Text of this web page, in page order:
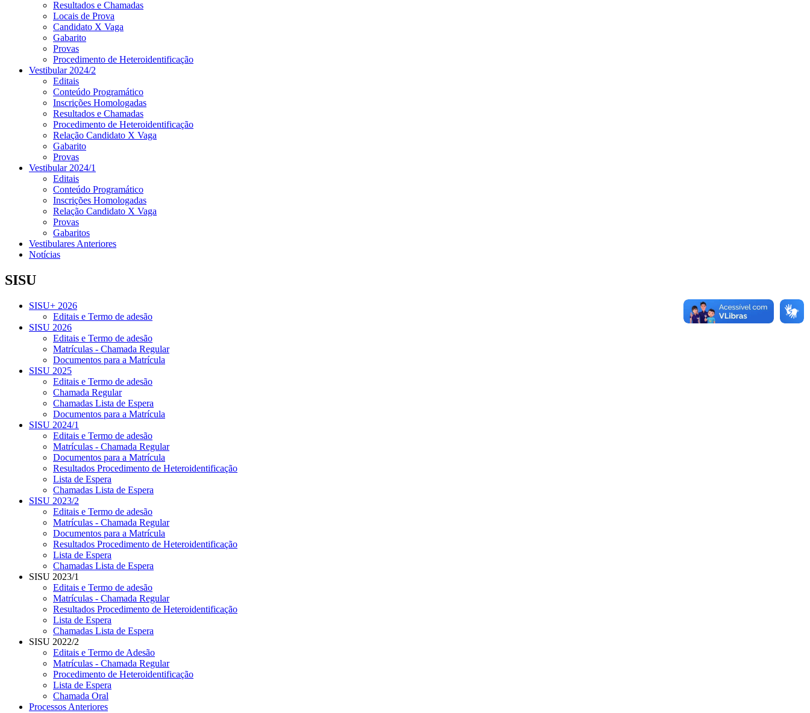
Resultados e Chamadas
Locais de Prova
Candidato X Vaga
Gabarito
Provas
Procedimento de Heteroidentificação
Vestibular 2024/2
Editais
Conteúdo Programático
Inscrições Homologadas
Resultados e Chamadas
Procedimento de Heteroidentificação
Relação Candidato X Vaga
Gabarito
Provas
Vestibular 2024/1
Editais
Conteúdo Programático
Inscrições Homologadas
Relação Candidato X Vaga
Provas
Gabaritos
Vestibulares Anteriores
Notícias
SISU
SISU+ 2026
Editais e Termo de adesão
SISU 2026
Editais e Termo de adesão
Matrículas - Chamada Regular
Documentos para a Matrícula
SISU 2025
Editais e Termo de adesão
Chamada Regular
Chamadas Lista de Espera
Documentos para a Matrícula
SISU 2024/1
Editais e Termo de adesão
Matrículas - Chamada Regular
Documentos para a Matrícula
Resultados Procedimento de Heteroidentificação
Lista de Espera
Chamadas Lista de Espera
SISU 2023/2
Editais e Termo de adesão
Matrículas - Chamada Regular
Documentos para a Matrícula
Resultados Procedimento de Heteroidentificação
Lista de Espera
Chamadas Lista de Espera
SISU 2023/1
Editais e Termo de adesão
Matrículas - Chamada Regular
Resultados Procedimento de Heteroidentificação
Lista de Espera
Chamadas Lista de Espera
SISU 2022/2
Editais e Termo de Adesão
Matrículas - Chamada Regular
Procedimento de Heteroidentificação
Lista de Espera
Chamada Oral
Processos Anteriores